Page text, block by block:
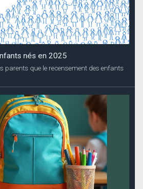
nés en 2025
parents que le recensement des enfants